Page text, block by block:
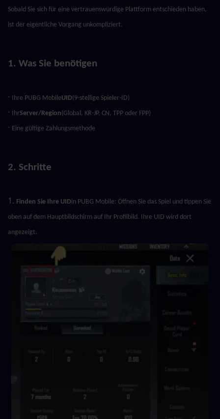
Sobald Sie sich für eine vertrauenswürdige Plattform entschieden haben,
ist der eigentliche Vorgang unkompliziert.
1. Was Sie benötigen
· Ihre PUBG MobileUID(9-stellige Spieler-ID)
· IhrServer/Region(Global, KR-JP, CN, TPP oder FPP)
· Eine gültige Zahlungsmethode
2. Schritte
1. Finden Sie Ihre UIDin PUBG Mobile: Öffnen Sie das Spiel und tippen Sie
oben auf dem Hauptbildschirm auf Ihr Profilbild. Ihre UID wird dort
angezeigt.